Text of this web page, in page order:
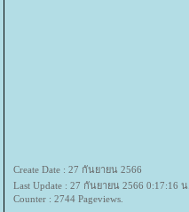
Create Date : 27 กันยายน 2566
Last Update : 27 กันยายน 2566 0:17:16 น.
Counter : 2744 Pageviews.